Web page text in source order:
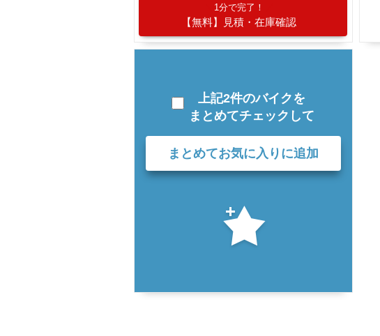
1分で完了！
【無料】見積・在庫確認
上記2件のバイクを
まとめてチェックして
まとめてお気に入りに追加